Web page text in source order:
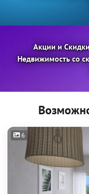
Акции и
Недвижимость со
6